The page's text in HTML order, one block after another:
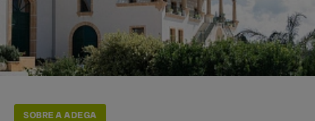
SOBRE A ADEGA